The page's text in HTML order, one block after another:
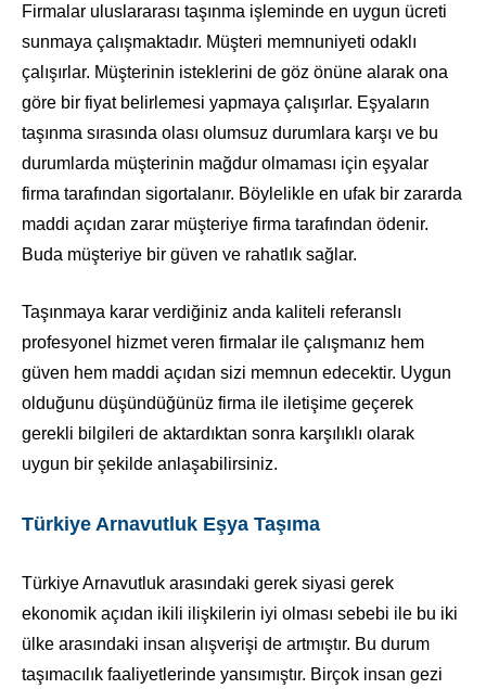
Firmalar uluslararası taşınma işleminde en uygun ücreti
sunmaya çalışmaktadır. Müşteri memnuniyeti odaklı
çalışırlar. Müşterinin isteklerini de göz önüne alarak ona
göre bir fiyat belirlemesi yapmaya çalışırlar. Eşyaların
taşınma sırasında olası olumsuz durumlara karşı ve bu
durumlarda müşterinin mağdur olmaması için eşyalar
firma tarafından sigortalanır. Böylelikle en ufak bir zararda
maddi açıdan zarar müşteriye firma tarafından ödenir.
Buda müşteriye bir güven ve rahatlık sağlar.
Taşınmaya karar verdiğiniz anda kaliteli referanslı
profesyonel hizmet veren firmalar ile çalışmanız hem
güven hem maddi açıdan sizi memnun edecektir. Uygun
olduğunu düşündüğünüz firma ile iletişime geçerek
gerekli bilgileri de aktardıktan sonra karşılıklı olarak
uygun bir şekilde anlaşabilirsiniz.
Türkiye Arnavutluk Eşya Taşıma
Türkiye Arnavutluk arasındaki gerek siyasi gerek
ekonomik açıdan ikili ilişkilerin iyi olması sebebi ile bu iki
ülke arasındaki insan alışverişi de artmıştır. Bu durum
taşımacılık faaliyetlerinde yansımıştır. Birçok insan gezi